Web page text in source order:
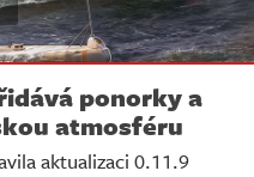
ponorky a
atmosféru
aktualizaci 0.11.9